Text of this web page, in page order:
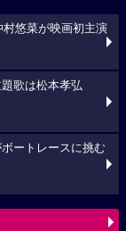
村悠菜が映画初主演
題歌は松本孝弘
ートレースに挑む